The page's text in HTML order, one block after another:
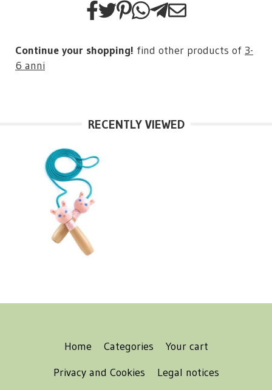
Continue your shopping! find other products of 3-
6 anni
RECENTLY VIEWED
Home Categories
Your cart
Privacy and Cookies
Legal notices